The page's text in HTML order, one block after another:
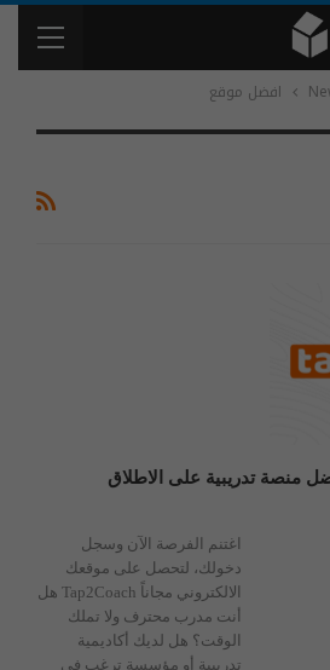
افضل موقع
اغتنم الفرصة الآن وسجل
دخولك، لتحصل على موقعك
الالكتروني مجاناً Tap2Coach
هل
أنت مدرب محترف ولا تملك
الوقت؟ هل لديك أكاديمية
تدريبية أو مؤسسة ترغب في